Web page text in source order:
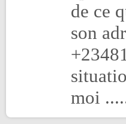
de ce
son
moi